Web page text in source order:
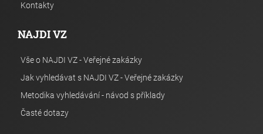
Kontakty
NAJDI VZ
Vše o NAJDI VZ - Veřejné zakázky
Jak vyhledávat s NAJDI VZ - Veřejné zakázky
Metodika vyhledávání - návod s příklady
Časté dotazy